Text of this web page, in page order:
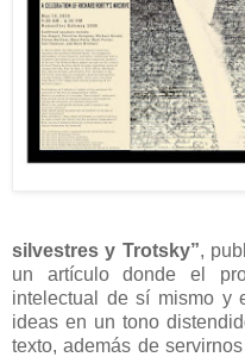
silvestres y Trotsky”,
un artículo donde el
intelectual de sí mismo y
ideas en un tono
texto, además de